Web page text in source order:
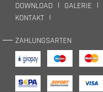
DOWNLOAD GALERIE
KONTAKT
ZAHLUNGSARTEN